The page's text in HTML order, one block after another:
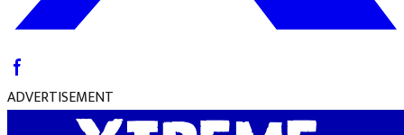
ADVERTISEMENT